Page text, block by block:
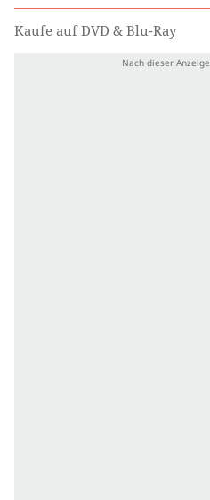
Kaufe auf DVD & Blu-Ray